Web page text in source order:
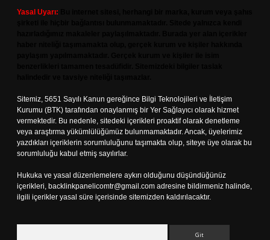
Yasal Uyarı:
Sitemiz, 5651 Sayılı Kanun gereğince Bilgi Teknolojileri ve İletişim
Kurumu (BTK) tarafından onaylanmış bir Yer Sağlayıcı olarak hizmet
vermektedir. Bu nedenle, sitedeki içerikleri proaktif olarak denetleme
veya araştırma yükümlülüğümüz bulunmamaktadır. Ancak, üyelerimiz
yazdıkları içeriklerin sorumluluğunu taşımakta olup, siteye üye olarak bu
sorumluluğu kabul etmiş sayılırlar.
Hukuka ve yasal düzenlemelere aykırı olduğunu düşündüğünüz
içerikleri, backlinkpanelicomtr@gmail.com adresine bildirmeniz halinde,
ilgili içerikler yasal süre içerisinde sitemizden kaldırılacaktır.